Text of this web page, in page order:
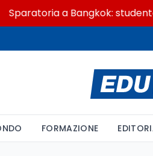
a Bangkok: studente
FORMAZIONE